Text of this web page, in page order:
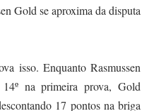
Gold se aproxima da disputa
isso. Enquanto Rasmussen
na primeira prova, Gold
17 pontos na briga